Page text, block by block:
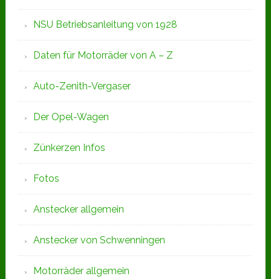
NSU Betriebsanleitung von 1928
Daten für Motorräder von A – Z
Auto-Zenith-Vergaser
Der Opel-Wagen
Zünkerzen Infos
Fotos
Anstecker allgemein
Anstecker von Schwenningen
Motorräder allgemein